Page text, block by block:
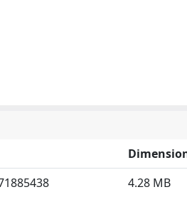
4.28 MB